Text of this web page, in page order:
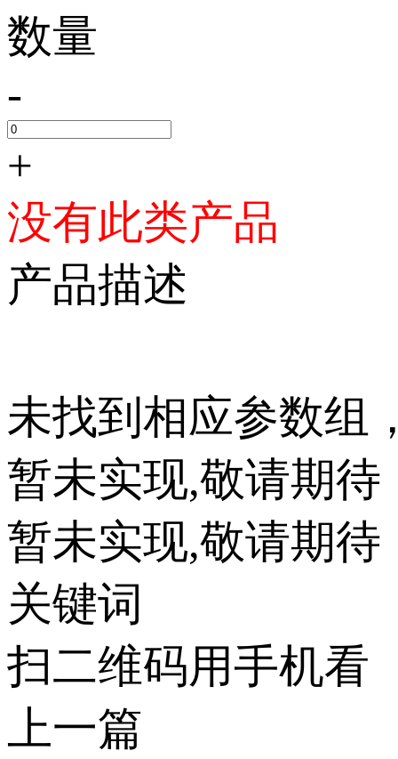
数量
-
+
没有此类产品
产品描述
未找到相应参数组
暂未实现,敬请期待
暂未实现,敬请期待
关键词
扫二维码用手机看
上一篇